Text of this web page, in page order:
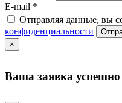
E-mail *
Отправляя данные, вы
конфиденциальности
×
Ваша заявка успешно